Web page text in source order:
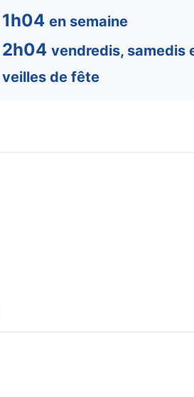
1h04 en semaine
2h04 vendredis, samedis
veilles de fête